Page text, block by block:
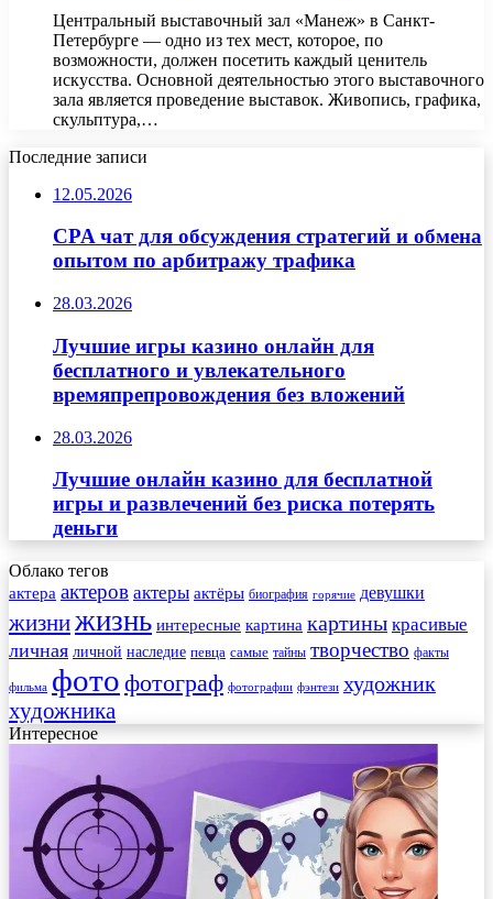
Центральный выставочный зал «Манеж» в Санкт-
Петербурге — одно из тех мест, которое, по
возможности, должен посетить каждый ценитель
искусства. Основной деятельностью этого выставочного
зала является проведение выставок. Живопись, графика,
скульптура,…
Последние записи
12.05.2026
CPA чат для обсуждения стратегий и обмена
опытом по арбитражу трафика
28.03.2026
Лучшие игры казино онлайн для
бесплатного и увлекательного
времяпрепровождения без вложений
28.03.2026
Лучшие онлайн казино для бесплатной
игры и развлечений без риска потерять
деньги
Облако тегов
актера актеров актеры актёры биография горячие девушки
жизнижизнь интересные картина картины красивые
личная личной наследие певца самые тайны творчество факты
фильма фото фотограф фотографии фэнтези художник
художника
Интересное